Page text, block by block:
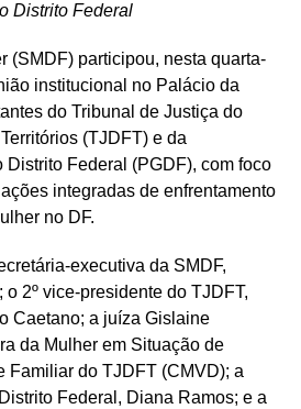
Distrito Federal
(SMDF) participou, nesta quarta-
institucional no Palácio da
do Tribunal de Justiça do
(TJDFT) e da
Distrito Federal (PGDF), com foco
integradas de enfrentamento
no DF.
executiva da SMDF,
2º vice-presidente do TJDFT,
Caetano; a juíza Gislaine
da Mulher em Situação de
Familiar do TJDFT (CMVD); a
Federal, Diana Ramos; e a